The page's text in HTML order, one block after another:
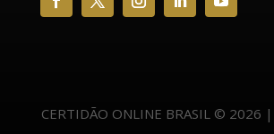
CERTIDÃO ONLINE BRASIL © 2026